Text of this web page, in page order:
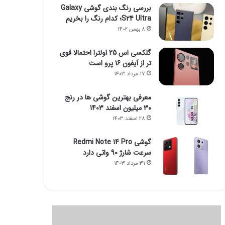
بررسی رنگ بندی گوشی Galaxy
S24 Ultra؛ کدام رنگ را بخریم
8 بهمن 1402
گلکسی اس 25 اولترا احتمالا قوی
تر از آیفون 16 پرو است
17 مرداد 1403
معرفی بهترین گوشی ها در رنج
۳۰ میلیون اسفند 1403
28 اسفند 1403
گوشی Redmi Note 14 Pro
سرعت شارژ 90 واتی دارد
31 مرداد 1403